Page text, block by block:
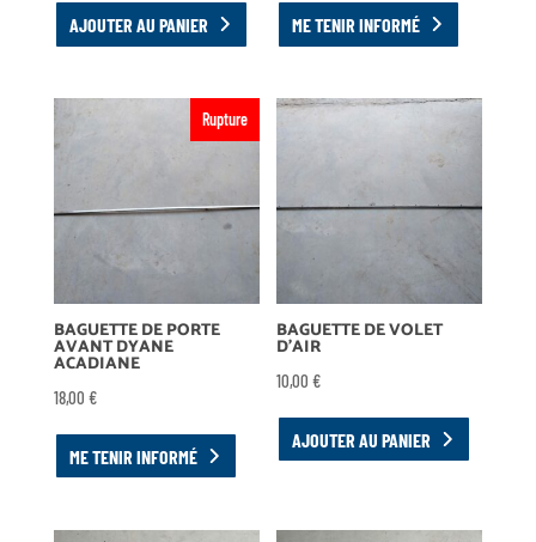
AJOUTER AU PANIER ME TENIR INFORMÉ
Rupture
BAGUETTE DE PORTE
AVANT DYANE
ACADIANE
18,00 €
ME TENIR INFORMÉ
BAGUETTE DE VOLET
D’AIR
10,00€
AJOUTER AU PANIER